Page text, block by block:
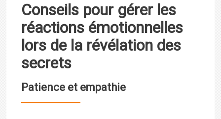
Conseils pour gérer les
réactions émotionnelles
lors de la révélation des
secrets
Patience et empathie